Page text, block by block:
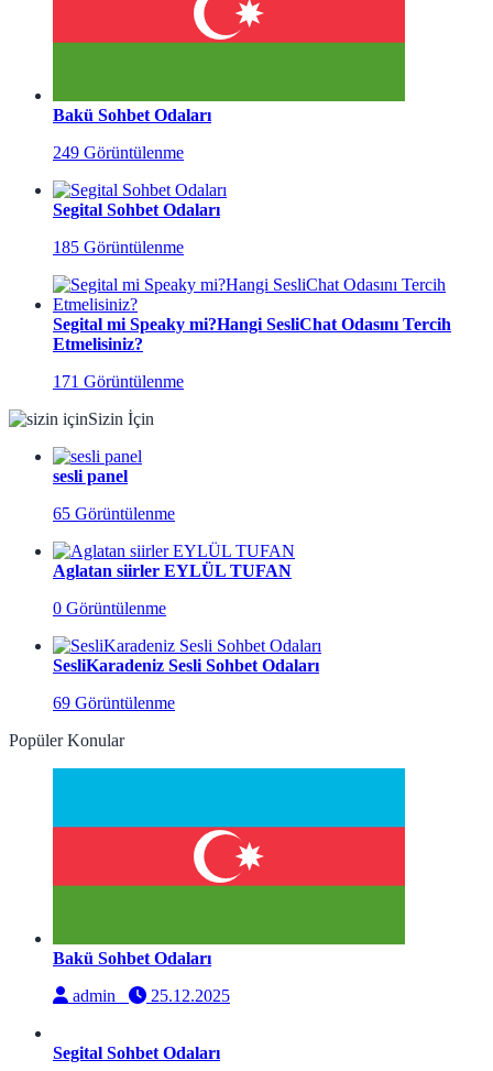
Bakü Sohbet Odaları
249 Görüntülenme
Segital Sohbet Odaları
185 Görüntülenme
Segital mi Speaky mi?Hangi SesliChat Odasını Tercih
Etmelisiniz?
171 Görüntülenme
Sizin İçin
sesli panel
65 Görüntülenme
Aglatan siirler EYLÜL TUFAN
0 Görüntülenme
SesliKaradeniz Sesli Sohbet Odaları
69 Görüntülenme
Popüler Konular
Bakü Sohbet Odaları
admin
25.12.2025
Segital Sohbet Odaları